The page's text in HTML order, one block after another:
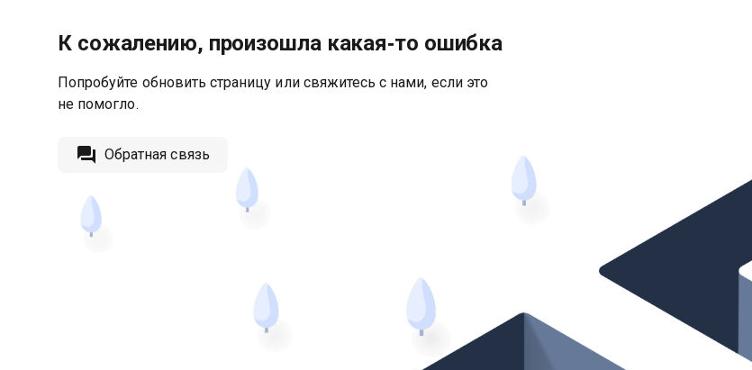
К сожалению, произошла какая‑то ошибка
Попробуйте обновить страницу или свяжитесь с нами, если это
не помогло.
Обратная связь